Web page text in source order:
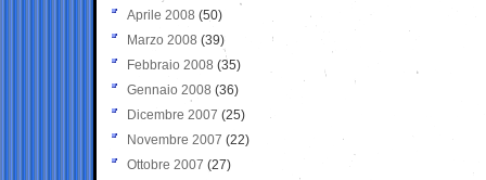
Aprile 2008 (50)
Marzo 2008 (39)
Febbraio 2008 (35)
Gennaio 2008 (36)
Dicembre 2007 (25)
Novembre 2007 (22)
Ottobre 2007 (27)